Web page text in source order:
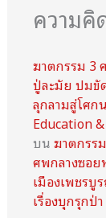
ความคิ
ฆาตกรรม 3
ปู่ละมัย ปมขั
ลุกลามสู่โศก
Education
บนฆาตกรร
ศพกลางซอย
เมืองเพชร
เรื่องบุกรุกป่า